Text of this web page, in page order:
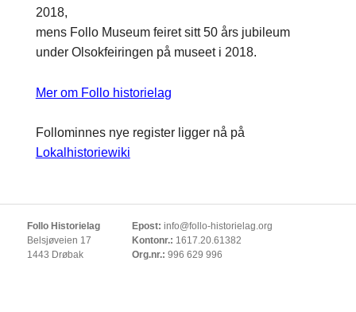
2018,
mens Follo Museum feiret sitt 50 års jubileum
under Olsokfeiringen på museet i 2018.
Mer om Follo historielag
Follominnes nye register ligger nå på
Lokalhistoriewiki
Follo Historielag
Belsjøveien 17
1443 Drøbak
Epost: info@follo-historielag.org
Kontonr.: 1617.20.61382
Org.nr.: 996 629 996